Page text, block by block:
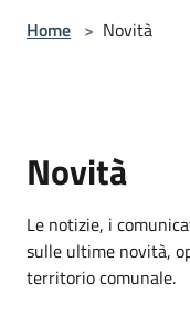
Home > Novità
Novità
Le notizie, i
sulle ultime novità,
territorio comunale.